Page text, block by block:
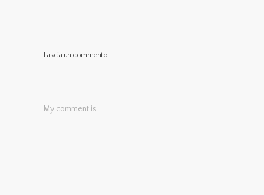
Lascia un commento
My comment is..